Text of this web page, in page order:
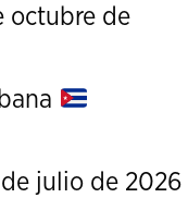
octubre de
de julio de 2026